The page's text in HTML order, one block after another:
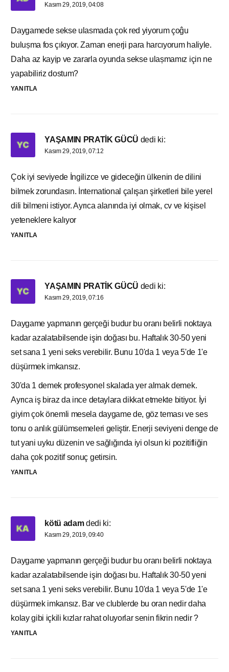
Kasım 29, 2019, 04:08
Daygamede sekse ulasmada çok red yiyorum çoĝu
bulușma fos çıkıyor. Zaman enerji para harcıyorum haliyle.
Daha az kayịp ve zararla oyunda sekse ulașmamız için ne
yapabiliriz dostum?
YANITLA
YAŞAMIN PRATİK GÜCÜ dedi ki:
Kasım 29, 2019, 07:12
Çok iyi seviyede İngilizce ve gideceğin ülkenin de dilini
bilmek zorundasın. İnternational çalışan şirketleri bile yerel
dili bilmeni istiyor. Ayrıca alanında iyi olmak, cv ve kişisel
yeteneklere kalıyor
YANITLA
YAŞAMIN PRATİK GÜCÜ dedi ki:
Kasım 29, 2019, 07:16
Daygame yapmanın gerçeği budur bu oranı belirli noktaya
kadar azalatabilsende işin doğası bu. Haftalık 30-50 yeni
set sana 1 yeni seks verebilir. Bunu 10'da 1 veya 5'de 1'e
düşürmek imkansız.
30'da 1 demek profesyonel skalada yer almak demek.
Ayrıca iş biraz da ince detaylara dikkat etmekte bitiyor. İyi
giyim çok önemli mesela daygame de, göz teması ve ses
tonu o anlık gülümsemeleri geliştir. Enerji seviyeni denge de
tut yani uyku düzenin ve sağlığında iyi olsun ki pozitifliğin
daha çok pozitif sonuç getirsin.
YANITLA
kötü adam dedi ki:
Kasım 29, 2019, 09:40
Daygame yapmanın gerçeği budur bu oranı belirli noktaya
kadar azalatabilsende işin doğası bu. Haftalık 30-50 yeni
set sana 1 yeni seks verebilir. Bunu 10'da 1 veya 5'de 1'e
düşürmek imkansız. Bar ve clublerde bu oran nedir daha
kolay gibi içkili kızlar rahat oluyorlar senin fikrin nedir ?
YANITLA